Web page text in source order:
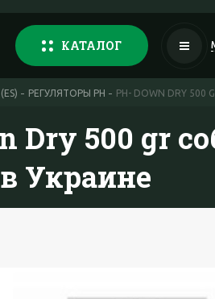
КАТАЛОГ
РЕГУЛЯТОРЫ PH PH- DOWN DRY 500
Dry 500 gr
Украине